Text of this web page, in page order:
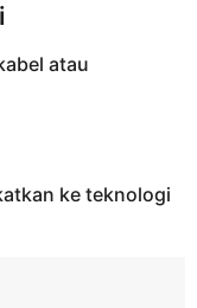
atau
ke teknologi